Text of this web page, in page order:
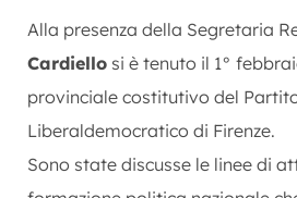
Alla presenza della Segretaria
Cardiello si è tenuto il 1°
provinciale costitutivo del
Liberaldemocratico di Firenze.
Sono state discusse le linee di